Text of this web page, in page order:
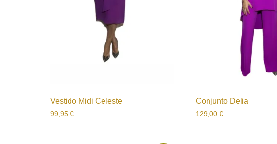
Vestido Midi Celeste
99,95 €
Conjunto Delia
129,00 €